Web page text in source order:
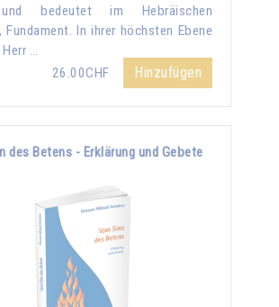
bedeutet im Hebräischen
Fundament. In ihrer höchsten Ebene
…
26.00CHF
Hinzufügen
des Betens - Erklärung und Gebete